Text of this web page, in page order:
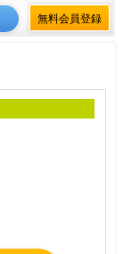
無料会員登録